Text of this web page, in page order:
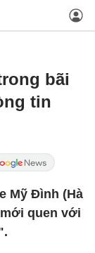
bãi
tin
Mỹ Đình (Hà
quen với